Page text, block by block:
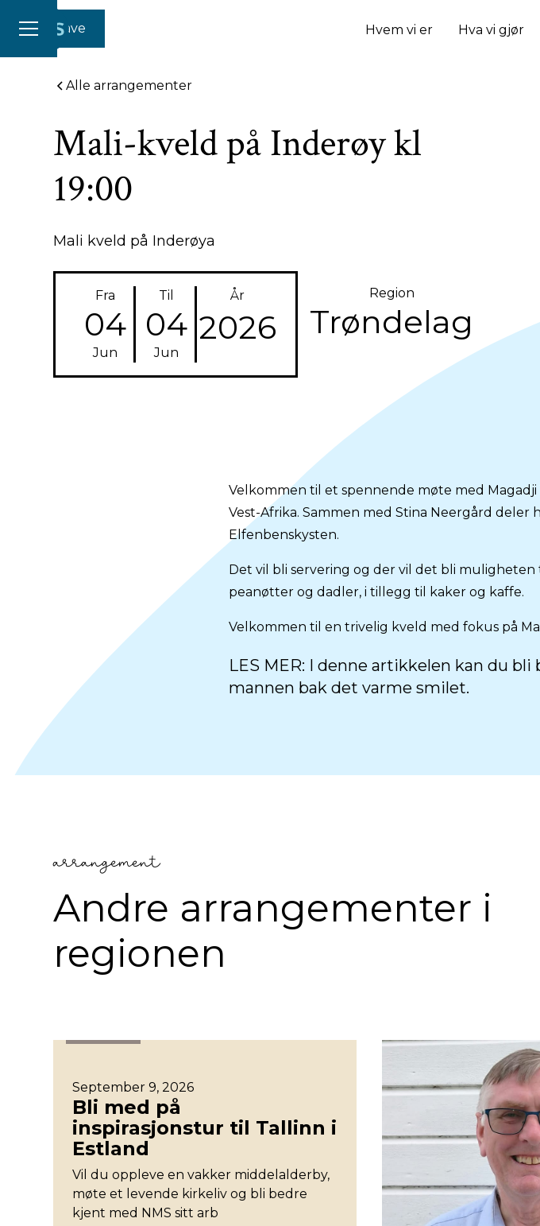
Hvem vi er Hva vi gjør
Gi en gave
Alle arrangementer
Mali-kveld på Inderøy kl
19:00
Mali kveld på Inderøya
Fra
04
Jun
Til
04
Jun
År
2026
Region
Trøndelag
Velkommen til et spennende møte med
Vest-Afrika. Sammen med Stina Neergård
Elfenbenskysten.
Det vil bli servering og der vil det bli muligheten
peanøtter og dadler, i tillegg til kaker og kaffe.
Velkommen til en trivelig kveld med fokus på
LES MER: I denne artikkelen kan du bli
mannen bak det varme smilet.
arrangement
Andre arrangementer i
regionen
September 9, 2026
Bli med på
inspirasjonstur til Tallinn i
Estland
Vil du oppleve en vakker middelalderby,
møte et levende kirkeliv og bli bedre
kjent med NMS sitt arb